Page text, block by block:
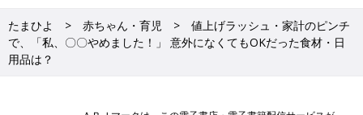
たまひよ 赤ちゃん・育児
値上げラッシュ・家計のピンチ
で、「私、〇〇やめました！」 意外になくてもOKだった食材・日
用品は？